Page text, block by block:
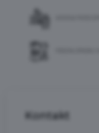
Kontakt